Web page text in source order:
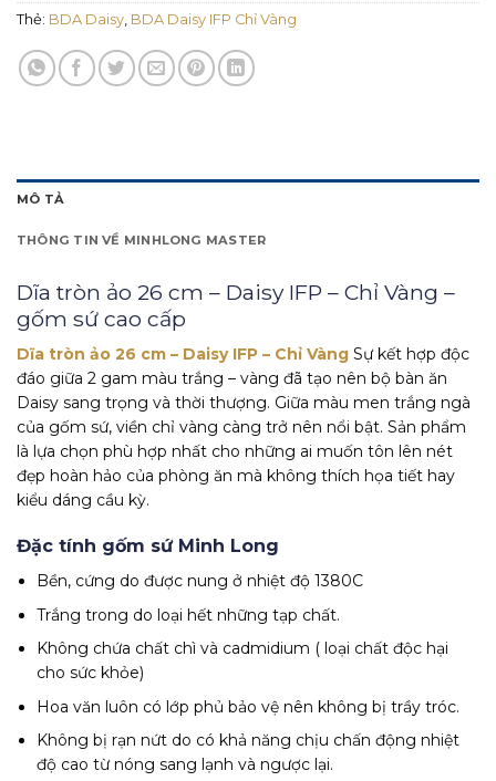
Thẻ: BDA Daisy BDA Daisy IFP Chỉ Vàng
MÔ TẢ
THÔNG TIN VỀ MINHLONG MASTER
Dĩa tròn ảo 26 cm – Daisy IFP – Chỉ Vàng –
gốm sứ cao cấp
Dĩa tròn ảo 26 cm – Daisy IFP – Chỉ Vàng Sự kết hợp độc
đáo giữa 2 gam màu trắng – vàng đã tạo nên bộ bàn ăn
Daisy sang trọng và thời thượng. Giữa màu men trắng ngà
của gốm sứ, viền chỉ vàng càng trở nên nổi bật. Sản phẩm
là lựa chọn phù hợp nhất cho những ai muốn tôn lên nét
đẹp hoàn hảo của phòng ăn mà không thích họa tiết hay
kiểu dáng cầu kỳ.
Đặc tính gốm sứ Minh Long
Bền, cứng do được nung ở nhiệt độ 1380C
Trắng trong do loại hết những tạp chất.
Không chứa chất chì và cadmidium ( loại chất độc hại
cho sức khỏe)
Hoa văn luôn có lớp phủ bảo vệ nên không bị trầy tróc.
Không bị rạn nứt do có khả năng chịu chấn động nhiệt
độ cao từ nóng sang lạnh và ngược lại.